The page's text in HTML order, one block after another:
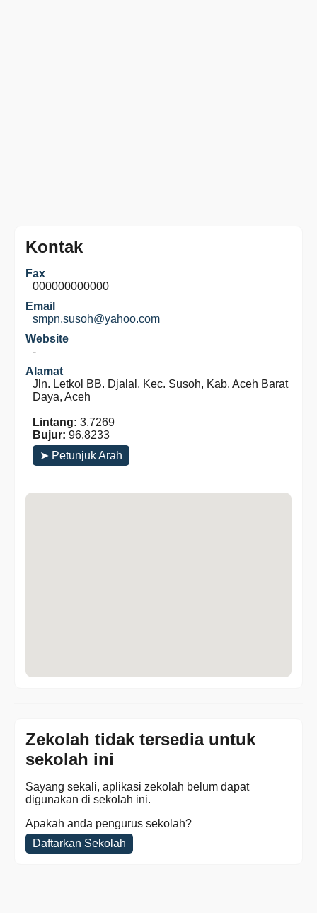
Kontak
Fax
000000000000
Email
smpn.susoh@yahoo.com
Website
-
Alamat
Jln. Letkol BB. Djalal, Kec. Susoh, Kab. Aceh Barat
Daya, Aceh
Lintang: 3.7269
Bujur: 96.8233
➤ Petunjuk Arah
Zekolah tidak tersedia untuk
sekolah ini
Sayang sekali, aplikasi zekolah belum dapat
digunakan di sekolah ini.
Apakah anda pengurus sekolah?
Daftarkan Sekolah